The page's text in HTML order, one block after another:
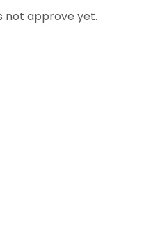
not approve yet.